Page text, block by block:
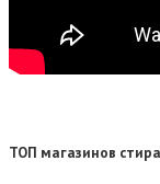
ТОП магазинов